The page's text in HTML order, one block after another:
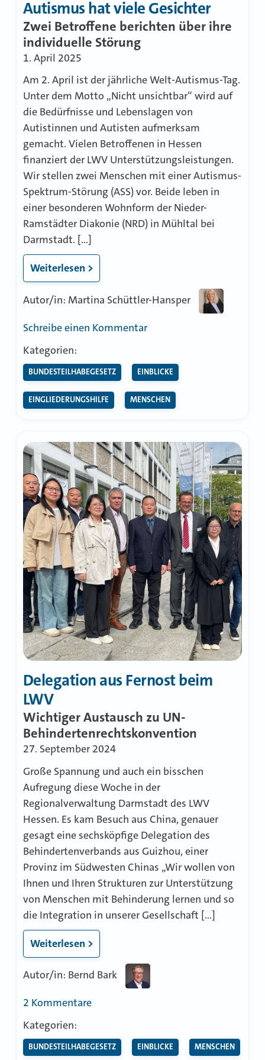
Autismus hat viele Gesichter
Zwei Betroffene berichten über ihre
individuelle Störung
1. April 2025
Am 2. April ist der jährliche Welt-Autismus-Tag.
Unter dem Motto „Nicht unsichtbar“ wird auf
die Bedürfnisse und Lebenslagen von
Autistinnen und Autisten aufmerksam
gemacht. Vielen Betroffenen in Hessen
finanziert der LWV Unterstützungsleistungen.
Wir stellen zwei Menschen mit einer Autismus-
Spektrum-Störung (ASS) vor. Beide leben in
einer besonderen Wohnform der Nieder-
Ramstädter Diakonie (NRD) in Mühltal bei
Darmstadt. […]
Weiterlesen >
Autor/in: Martina Schüttler-Hansper
Schreibe einen Kommentarzu
viele
Gesichter
Kategorien:
BUNDESTEILHABEGESETZ EINBLICKE
EINGLIEDERUNGSHILFE MENSCHEN
Delegation aus Fernost beim
LWV
Wichtiger Austausch zu UN-
Behindertenrechtskonvention
27. September 2024
Große Spannung und auch ein bisschen
Aufregung diese Woche in der
Regionalverwaltung Darmstadt des LWV
Hessen. Es kam Besuch aus China, genauer
gesagt eine sechsköpfige Delegation des
Behindertenverbands aus Guizhou, einer
Provinz im Südwesten Chinas „Wir wollen von
Ihnen und Ihren Strukturen zur Unterstützung
von Menschen mit Behinderung lernen und so
die Integration in unserer Gesellschaft […]
Weiterlesen >
Autor/in: Bernd Bark
2 Kommentarezu
Fernost
Kategorien:
BUNDESTEILHABEGESETZ EINBLICKE MENSCHEN